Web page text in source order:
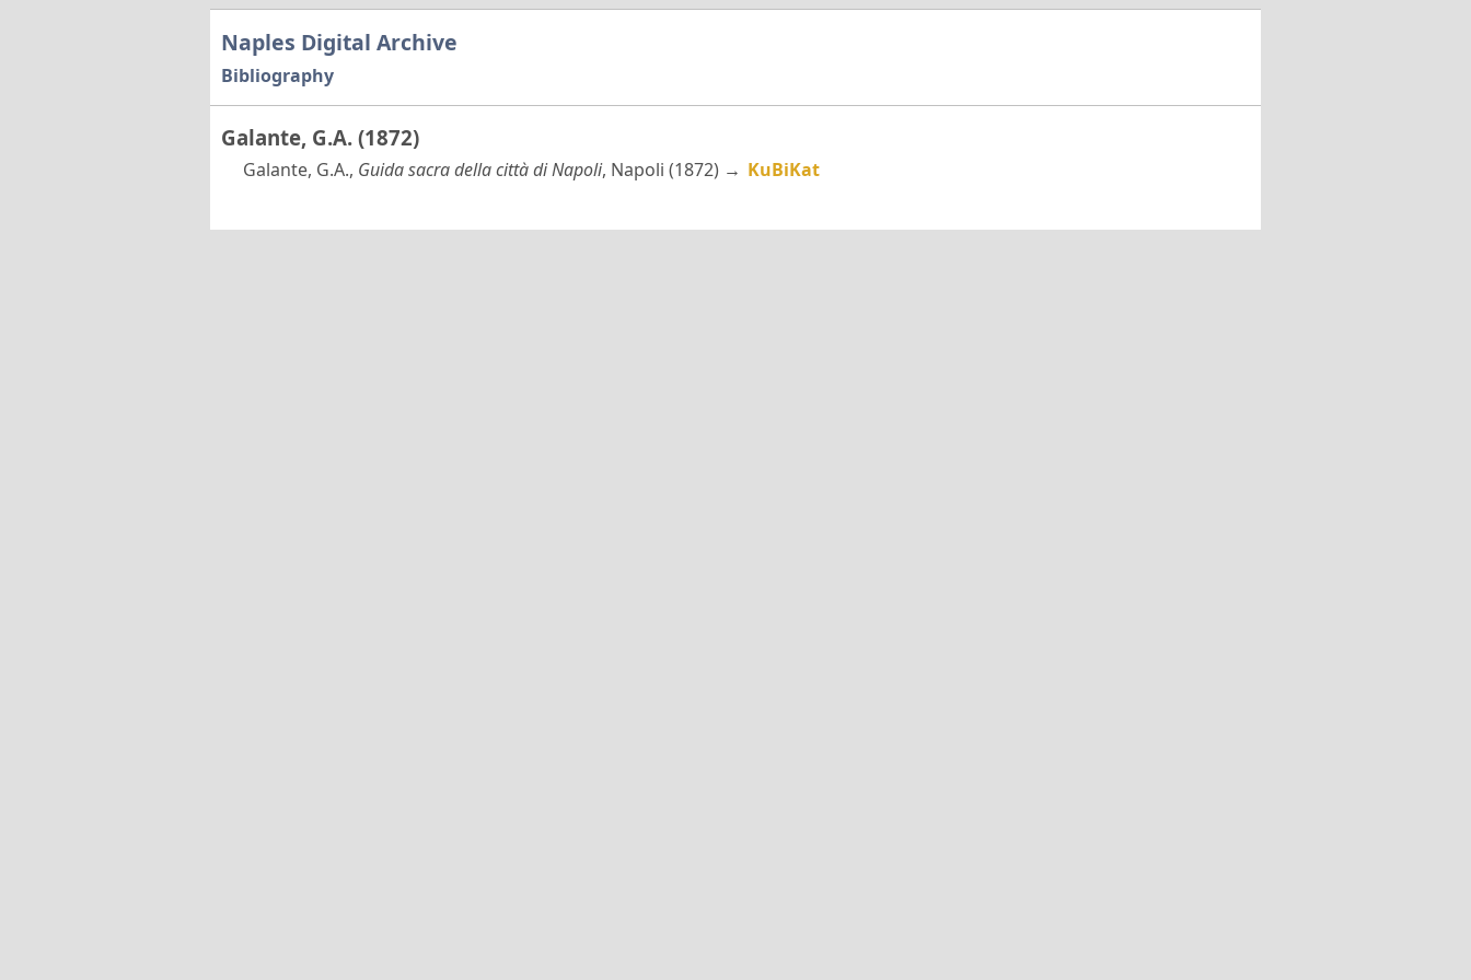
Naples Digital Archive
Bibliography
Galante, G.A. (1872)
Galante, G.A., Guida sacra della città di Napoli, Napoli (1872) → KuBiKat